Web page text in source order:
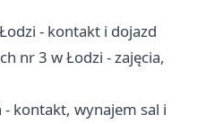
- kontakt i dojazd
nr 3 w Łodzi - zajęcia,
kontakt, wynajem sal i